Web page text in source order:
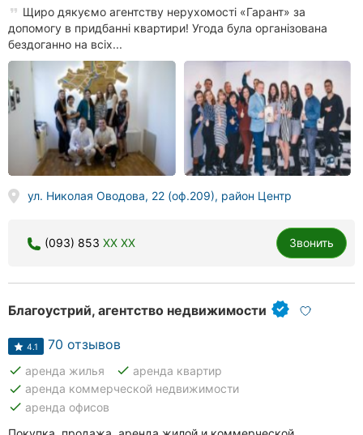
Щиро дякуємо агентству нерухомості «Гарант» за
допомогу в придбанні квартири! Угода була організована
бездоганно на всіх...
ул. Николая Оводова, 22 (оф.209), район Центр
(093) 853 XX XX Звонить
Благоустрий, агентство недвижимости
4.1 70 отзывов
done аренда жилья done аренда квартир
done аренда коммерческой недвижимости
done аренда офисов